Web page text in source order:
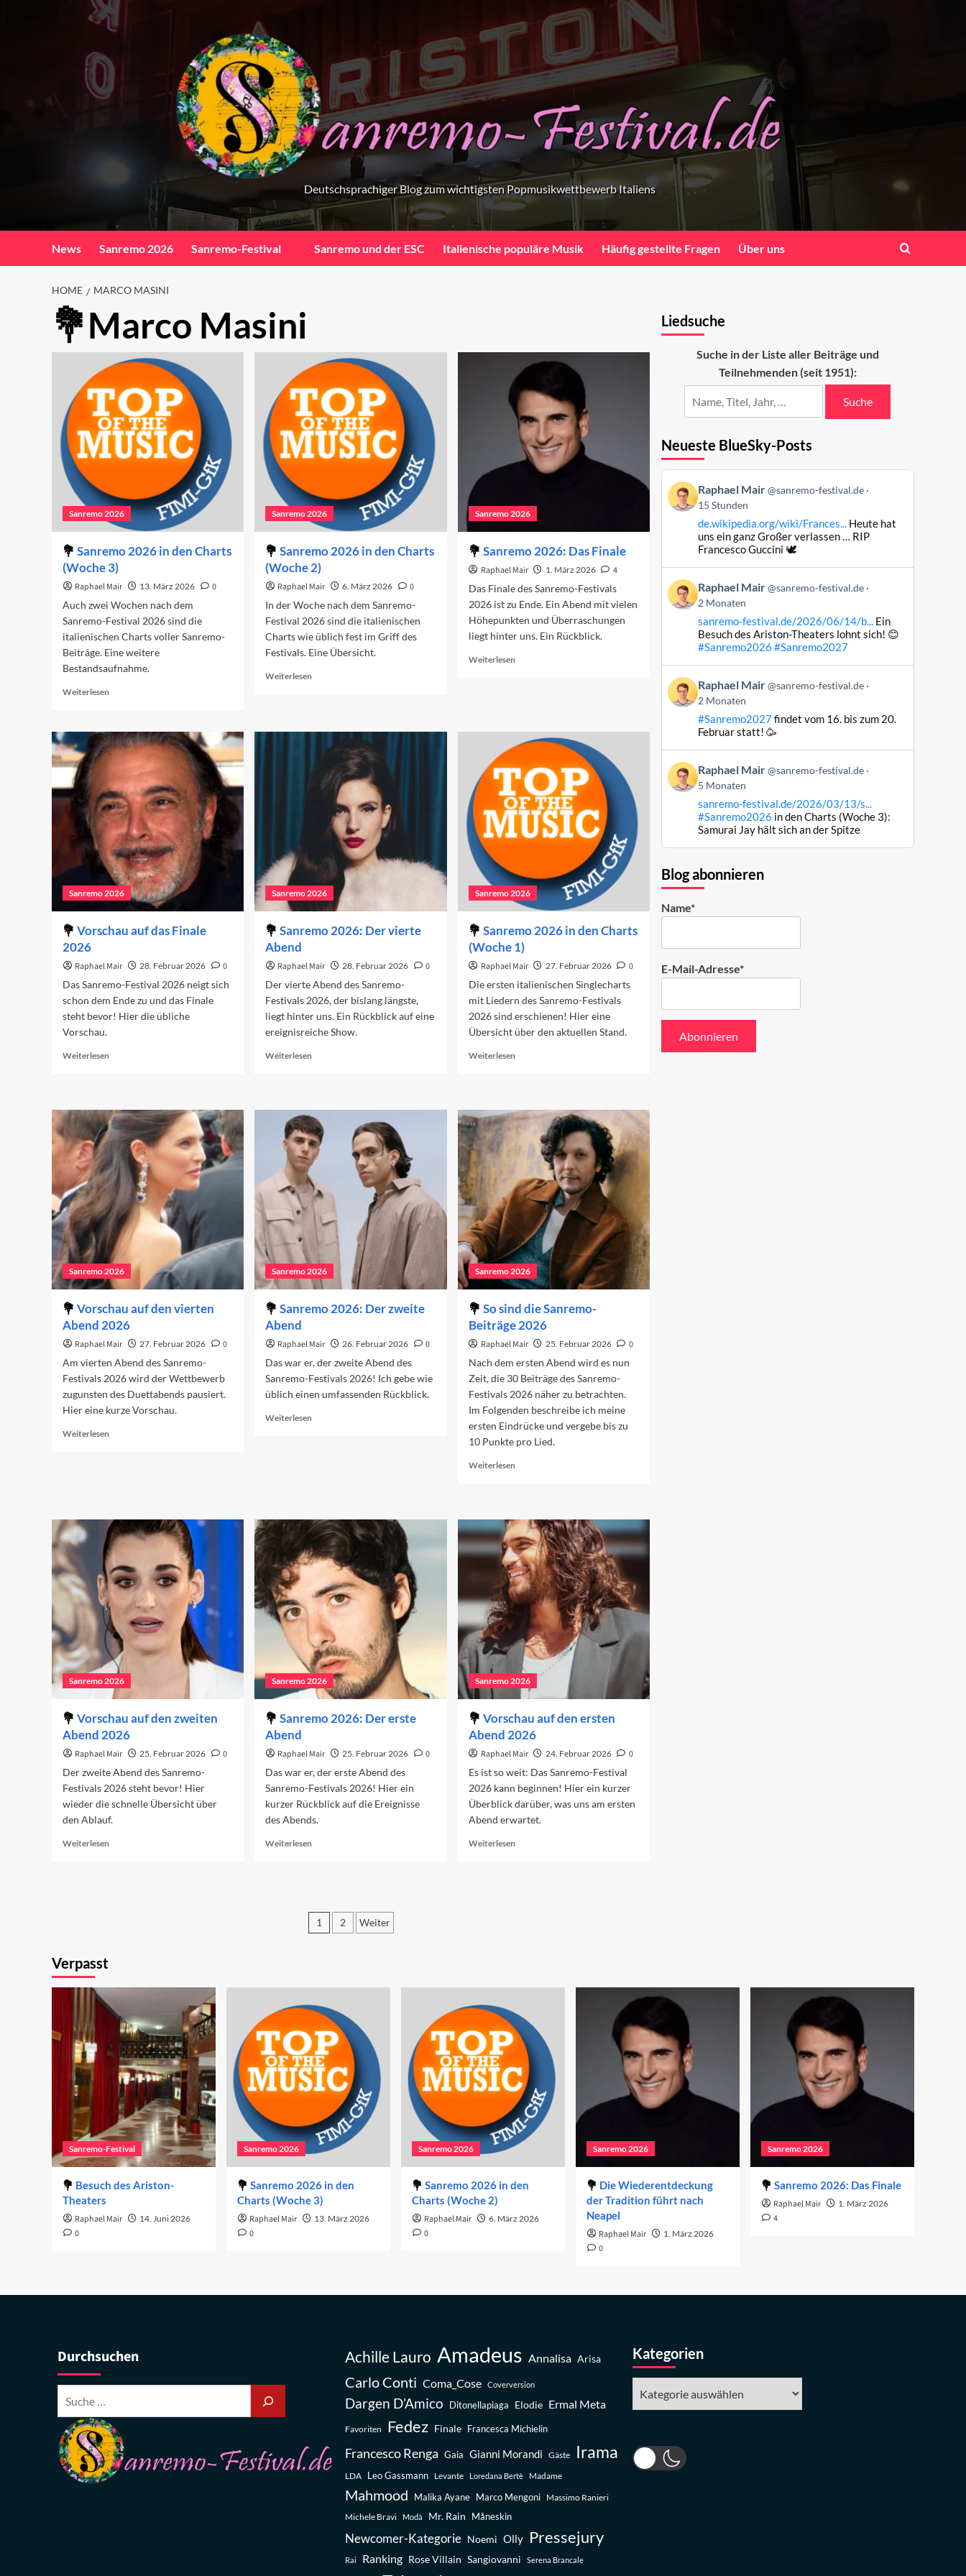
Deutschsprachiger Blog zum wichtigsten Popmusikwettbewerb Italiens
News Sanremo 2026 Sanremo-Festival Sanremo und der ESC Italienische populäre Musik Häufig gestellte Fragen Über uns
HOME MARCO MASINI
Marco Masini
Sanremo 2026
Sanremo 2026 in den Charts
(Woche 3)
Raphael Mair 13. März 2026
0
Auch zwei Wochen nach dem
Sanremo-Festival 2026 sind die
italienischen Charts voller Sanremo-
Beiträge. Eine weitere
Bestandsaufnahme.
Weiterlesen
Sanremo
2026
in
Charts
(Woche
3)
Sanremo 2026
Sanremo 2026 in den Charts
(Woche 2)
Raphael Mair 6. März 2026
0
In der Woche nach dem Sanremo-
Festival 2026 sind die italienischen
Charts wie üblich fest im Griff des
Festivals. Eine Übersicht.
Weiterlesen
Charts
(Woche
Sanremo 2026
Sanremo 2026: Das Finale
Raphael Mair 1. März 2026
4
Das Finale des Sanremo-Festivals
2026 ist zu Ende. Ein Abend mit vielen
Höhepunkten und Überraschungen
liegt hinter uns. Ein Rückblick.
WeiterlesenRead
Finale
Sanremo 2026
Vorschau auf das Finale
2026
Raphael Mair 28. Februar 2026
0
Das Sanremo-Festival 2026 neigt sich
schon dem Ende zu und das Finale
steht bevor! Hier die übliche
Vorschau.
Weiterlesen
auf
das
Finale
Sanremo 2026
Sanremo 2026: Der vierte
Abend
Raphael Mair 28. Februar 2026
0
Der vierte Abend des Sanremo-
Festivals 2026, der bislang längste,
liegt hinter uns. Ein Rückblick auf eine
ereignisreiche Show.
Weiterlesen
2026:
Der
vierte
Abend
Sanremo 2026
Sanremo 2026 in den Charts
(Woche 1)
Raphael Mair 27. Februar 2026
0
Die ersten italienischen Singlecharts
mit Liedern des Sanremo-Festivals
2026 sind erschienen! Hier eine
Übersicht über den aktuellen Stand.
WeiterlesenRead
2026
in
Charts
(Woche
1)
Sanremo 2026
Vorschau auf den vierten
Abend 2026
Raphael Mair 27. Februar 2026
0
Am vierten Abend des Sanremo-
Festivals 2026 wird der Wettbewerb
zugunsten des Duettabends pausiert.
Hier eine kurze Vorschau.
Weiterlesen
Abend
2026
Sanremo 2026
Sanremo 2026: Der zweite
Abend
Raphael Mair 26. Februar 2026
0
Das war er, der zweite Abend des
Sanremo-Festivals 2026! Ich gebe wie
üblich einen umfassenden Rückblick.
Weiterlesen
Sanremo 2026
So sind die Sanremo-
Beiträge 2026
Raphael Mair 25. Februar 2026
0
Nach dem ersten Abend wird es nun
Zeit, die 30 Beiträge des Sanremo-
Festivals 2026 näher zu betrachten.
Im Folgenden beschreibe ich meine
ersten Eindrücke und vergebe bis zu
10 Punkte pro Lied.
WeiterlesenRead
sind
Sanremo-
Beiträge
2026
Sanremo 2026
Vorschau auf den zweiten
Abend 2026
Raphael Mair 25. Februar 2026
0
Der zweite Abend des Sanremo-
Festivals 2026 steht bevor! Hier
wieder die schnelle Übersicht über
den Ablauf.
Weiterlesen
Sanremo 2026
Sanremo 2026: Der erste
Abend
Raphael Mair 25. Februar 2026
0
Das war er, der erste Abend des
Sanremo-Festivals 2026! Hier ein
kurzer Rückblick auf die Ereignisse
des Abends.
Weiterlesen
Der
erste
Abend
Sanremo 2026
Vorschau auf den ersten
Abend 2026
Raphael Mair 24. Februar 2026
0
Es ist so weit: Das Sanremo-Festival
2026 kann beginnen! Hier ein kurzer
Überblick darüber, was uns am ersten
Abend erwartet.
WeiterlesenRead
Beiträge
1 2 Weiter
Liedsuche
Suche in der Liste aller Beiträge und
Teilnehmenden (seit 1951):
Suche
Neueste BlueSky-Posts
Beitrag
von
Raphael
Raphael Mair @sanremo-festival.de
15 Stunden
de.wikipedia.org/wiki/Frances...Heute hat
uns ein ganz Großer verlassen … RIP
Francesco Guccini 🕊️
Beitrag
von
Raphael
Raphael Mair @sanremo-festival.de
2 Monaten
sanremo-festival.de/2026/06/14/b...Ein
Besuch des Ariston-Theaters lohnt sich! 😊
#Sanremo2026 #Sanremo2027
Beitrag
von
Raphael
Bluesky
ansehen
Raphael Mair @sanremo-festival.de
2 Monaten
#Sanremo2027findet vom 16. bis zum 20.
Februar statt! 🥳
Beitrag
von
Raphael
Raphael Mair @sanremo-festival.de
5 Monaten
sanremo-festival.de/2026/03/13/s...
#Sanremo2026 in den Charts (Woche 3):
Samurai Jay hält sich an der Spitze
Blog abonnieren
Name*
E-Mail-Adresse*
Verpasst
Sanremo-Festival
Besuch des Ariston-
Theaters
Raphael Mair 14. Juni 2026
0
Sanremo 2026
Sanremo 2026 in den
Charts (Woche 3)
Raphael Mair 13. März 2026
0
Sanremo 2026
Sanremo 2026 in den
Charts (Woche 2)
Raphael Mair 6. März 2026
0
Sanremo 2026
Die Wiederentdeckung
der Tradition führt nach
Neapel
Raphael Mair 1. März 2026
0
Sanremo 2026
Sanremo 2026: Das Finale
Raphael Mair 1. März 2026
4
Durchsuchen Achille Lauro Amadeus Annalisa Arisa
Carlo Conti Coma_Cose Coverversion
Dargen D’Amico Ditonellapiaga Elodie Ermal Meta
Favoriten Fedez Finale Francesca Michielin
Francesco Renga Gaia Gianni Morandi Gäste Irama
LDA Leo Gassmann Levante Loredana Bertè Madame
Mahmood Malika Ayane Marco Mengoni
Massimo Ranieri
Michele Bravi
Modà Mr. Rain Måneskin
Newcomer-Kategorie Noemi Olly Pressejury
Rai Ranking Rose Villain Sangiovanni Serena Brancale
Kategorien